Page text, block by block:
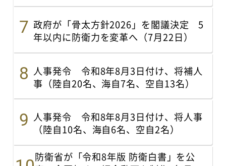
政府が「骨太方針2026」を閣議決定 5
年以内に防衛力を変革へ（7月22日）
人事発令 令和8年8月3日付け、将補人
事（陸自20名、海自7名、空自13名）
人事発令 令和8年8月3日付け、将人事
（陸自10名、海自6名、空自2名）
防衛省が「令和8年版 防衛白書」を公